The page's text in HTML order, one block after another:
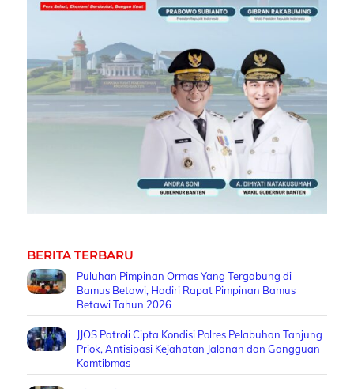
BERITA TERBARU
Puluhan Pimpinan Ormas Yang Tergabung di
Bamus Betawi, Hadiri Rapat Pimpinan Bamus
Betawi Tahun 2026
JJOS Patroli Cipta Kondisi Polres Pelabuhan Tanjung
Priok, Antisipasi Kejahatan Jalanan dan Gangguan
Kamtibmas